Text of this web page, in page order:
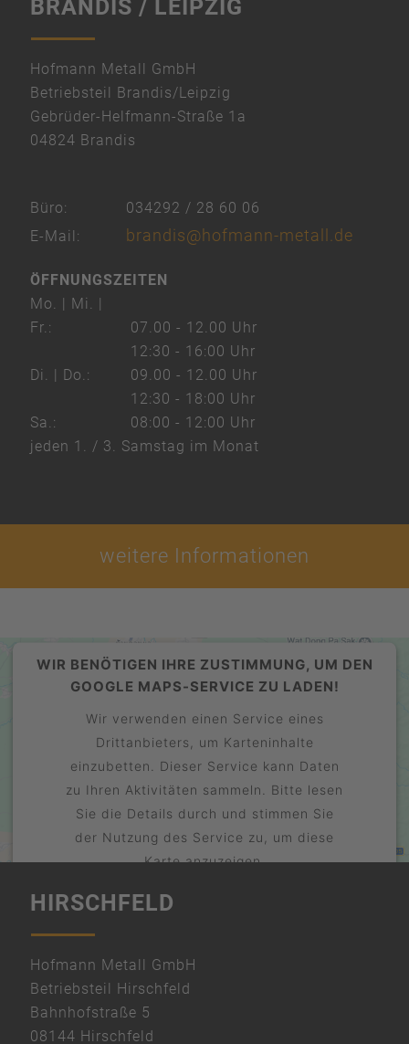
Mehr Informationen
Usercentrics Consent Management
Platform
&
allowfullscreen="" loading="lazy">
BRANDIS / LEIPZIG
Hofmann Metall GmbH
Betriebsteil Brandis/Leipzig
Gebrüder-Helfmann-Straße 1a
04824 Brandis
Büro:
034292 / 28 60 06
E-Mail:
brandis@hofmann-metall.de
ÖFFNUNGSZEITEN
Mo. | Mi. |
Fr.:
07.00 - 12.00 Uhr
12:30 - 16:00 Uhr
Di. | Do.:
09.00 - 12.00 Uhr
12:30 - 18:00 Uhr
Sa.:
08:00 - 12:00 Uhr
jeden 1. / 3. Samstag im Monat
weitere Informationen
WIR BENÖTIGEN IHRE ZUSTIMMUNG, UM DEN
GOOGLE MAPS-SERVICE ZU LADEN!
Wir verwenden einen Service eines
Drittanbieters, um Karteninhalte
einzubetten. Dieser Service kann Daten
zu Ihren Aktivitäten sammeln. Bitte lesen
Sie die Details durch und stimmen Sie
der Nutzung des Service zu, um diese
Karte anzuzeigen.
Mehr Informationen
Usercentrics Consent Management
Platform
HIRSCHFELD
Hofmann Metall GmbH
Betriebsteil Hirschfeld
Bahnhofstraße 5
08144 Hirschfeld